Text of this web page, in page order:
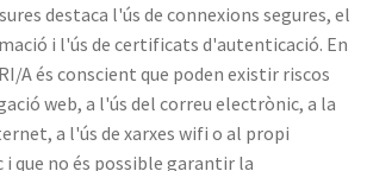
destaca l'ús de connexions segures, el
i l'ús de certificats d'autenticació. En
A és conscient que poden existir riscos
web, a l'ús del correu electrònic, a la
a l'ús de xarxes wifi o al propi
que no és possible garantir la